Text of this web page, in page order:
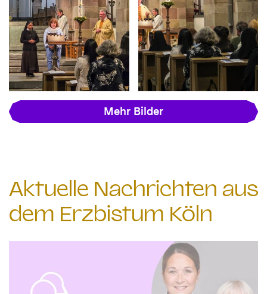
Mehr Bilder
Aktuelle Nachrichten aus
dem Erzbistum Köln